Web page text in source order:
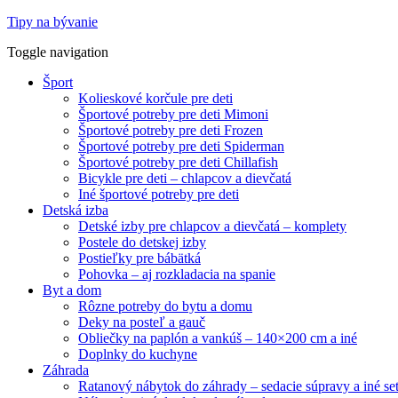
Tipy na bývanie
Toggle navigation
Šport
Kolieskové korčule pre deti
Športové potreby pre deti Mimoni
Športové potreby pre deti Frozen
Športové potreby pre deti Spiderman
Športové potreby pre deti Chillafish
Bicykle pre deti – chlapcov a dievčatá
Iné športové potreby pre deti
Detská izba
Detské izby pre chlapcov a dievčatá – komplety
Postele do detskej izby
Postieľky pre bábätká
Pohovka – aj rozkladacia na spanie
Byt a dom
Rôzne potreby do bytu a domu
Deky na posteľ a gauč
Obliečky na paplón a vankúš – 140×200 cm a iné
Doplnky do kuchyne
Záhrada
Ratanový nábytok do záhrady – sedacie súpravy a iné